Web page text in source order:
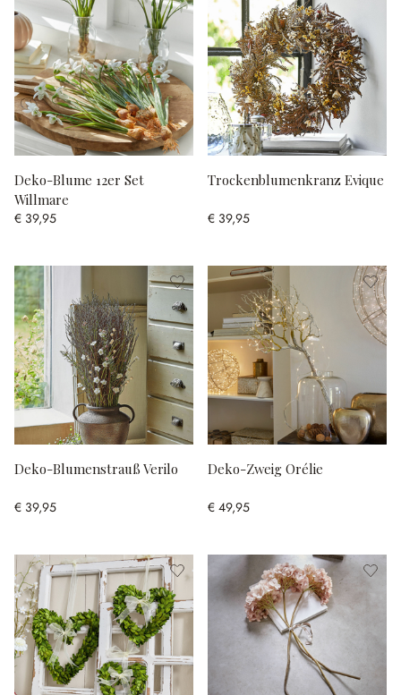
Deko-Blume 12er Set
Willmare
€ 39,95
Trockenblumenkranz Evique
€ 39,95
Deko-Blumenstrauß Verilo
€ 39,95
Deko-Zweig Orélie
€ 49,95